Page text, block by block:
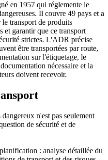
en 1957 qui réglemente le
Il couvre 49 pays et a
transport de produits
et garantir que ce transport
strictes. L'ADR précise
être transportées par route,
sur l'étiquetage, le
nécessaire et la
doivent recevoir.
n'est pas seulement
de sécurité et de
: analyse détaillée du